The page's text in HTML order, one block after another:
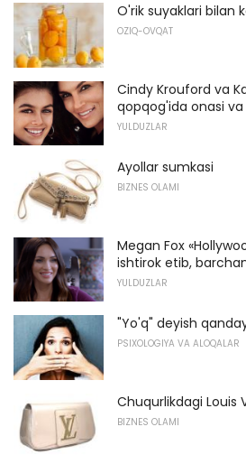
O'rik suyaklari bilan
OZIQ-OVQAT
Cindy Krouford va
qopqog'ida onasi va
YULDUZLAR
Ayollar sumkasi
BIZNES OLAMI
Megan Fox
ishtirok etib,
YULDUZLAR
"Yo'q" deyish
PSIXOLOGIYA VA ALOQALAR
Chuqurlikdagi Louis
BIZNES OLAMI